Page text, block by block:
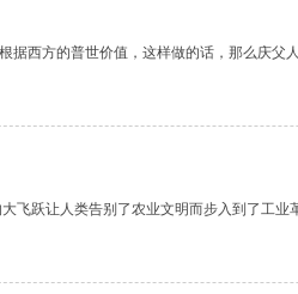
西方的普世价值，这样做的话，那么庆父
飞跃让人类告别了农业文明而步入到了工业